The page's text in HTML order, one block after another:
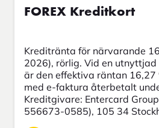
FOREX Kreditkort
Kreditränta för närvarande
2026), rörlig. Vid en
är den effektiva räntan
med e-faktura återbetalt
Kreditgivare: Entercard
556673-0585), 105 34